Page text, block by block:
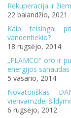
Rekuperacija ir
22 balandžio, 2021
Kaip teisingai
vandentiekio?
18 rugsėjo, 2014
„FLAMCO“ oro ir
energijos sąnaudas
5 vasario, 2014
Novatoriškas
vienvamzdei
6 rugsėjo, 2012